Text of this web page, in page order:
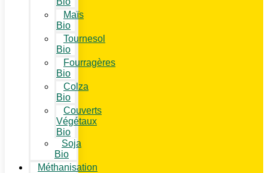
Maïs
Bio
Tournesol
Bio
Fourragères
Bio
Colza
Bio
Couverts
Végétaux
Bio
Soja
Bio
Méthanisation